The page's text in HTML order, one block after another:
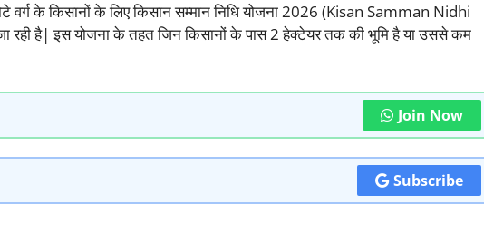
वर्ग के किसानों के लिए किसान सम्मान निधि योजना 2026 (Kisan Samman Nidhi
है| इस योजना के तहत जिन किसानों के पास 2 हेक्टेयर तक की भूमि है या उससे कम
Join Now
Subscribe